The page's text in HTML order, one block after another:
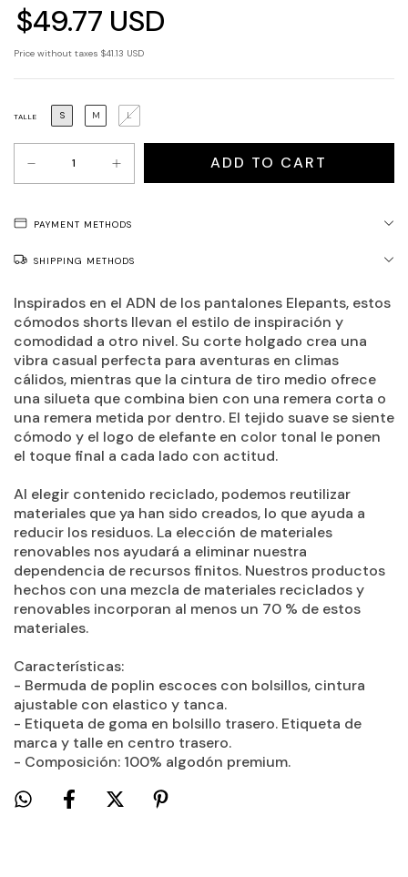
$49.77 USD
Price without taxes $41.13 USD
TALLE S M L
PAYMENT METHODS
SHIPPING METHODS
Inspirados en el ADN de los pantalones Elepants, estos
cómodos shorts llevan el estilo de inspiración y
comodidad a otro nivel. Su corte holgado crea una
vibra casual perfecta para aventuras en climas
cálidos, mientras que la cintura de tiro medio ofrece
una silueta que combina bien con una remera corta o
una remera metida por dentro. El tejido suave se siente
cómodo y el logo de elefante en color tonal le ponen
el toque final a cada lado con actitud.
Al elegir contenido reciclado, podemos reutilizar
materiales que ya han sido creados, lo que ayuda a
reducir los residuos. La elección de materiales
renovables nos ayudará a eliminar nuestra
dependencia de recursos finitos. Nuestros productos
hechos con una mezcla de materiales reciclados y
renovables incorporan al menos un 70 % de estos
materiales.
Características:
- Bermuda de poplin escoces con bolsillos, cintura
ajustable con elastico y tanca.
- Etiqueta de goma en bolsillo trasero. Etiqueta de
marca y talle en centro trasero.
- Composición: 100% algodón premium.